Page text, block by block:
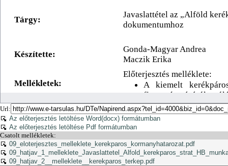
Url:
Az előterjesztés letöltése Word(docx) formátumban
Az előterjesztés letöltése Pdf formátumban
Csatolt mellékletek:
09_eloterjesztes_melleklete_kerekparos_kormanyhatarozat.pdf
09_hatjav_2__melleklete__kerekparos_terkep.pdf